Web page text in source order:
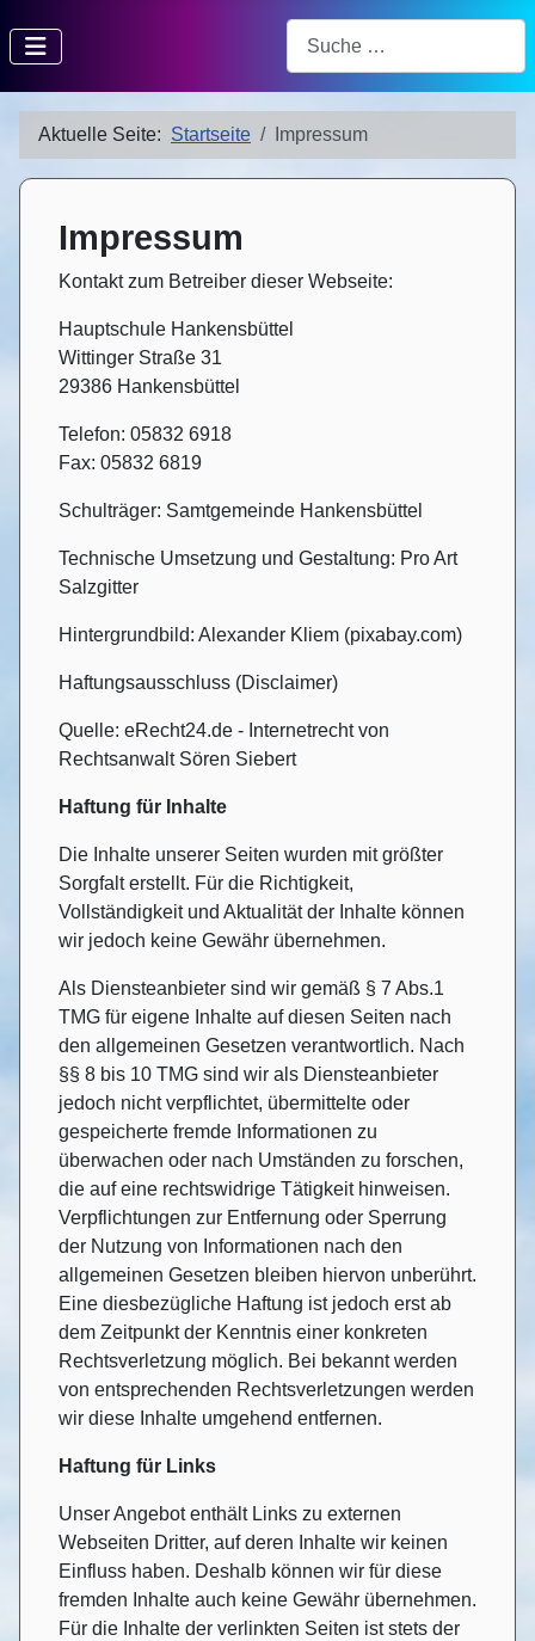
Aktuelle Seite: Startseite Impressum
Impressum
Kontakt zum Betreiber dieser Webseite:
Hauptschule Hankensbüttel
Wittinger Straße 31
29386 Hankensbüttel
Telefon: 05832 6918
Fax: 05832 6819
Schulträger: Samtgemeinde Hankensbüttel
Technische Umsetzung und Gestaltung: Pro Art
Salzgitter
Hintergrundbild: Alexander Kliem (pixabay.com)
Haftungsausschluss (Disclaimer)
Quelle: eRecht24.de - Internetrecht von
Rechtsanwalt Sören Siebert
Haftung für Inhalte
Die Inhalte unserer Seiten wurden mit größter
Sorgfalt erstellt. Für die Richtigkeit,
Vollständigkeit und Aktualität der Inhalte können
wir jedoch keine Gewähr übernehmen.
Als Diensteanbieter sind wir gemäß § 7 Abs.1
TMG für eigene Inhalte auf diesen Seiten nach
den allgemeinen Gesetzen verantwortlich. Nach
§§ 8 bis 10 TMG sind wir als Diensteanbieter
jedoch nicht verpflichtet, übermittelte oder
gespeicherte fremde Informationen zu
überwachen oder nach Umständen zu forschen,
die auf eine rechtswidrige Tätigkeit hinweisen.
Verpflichtungen zur Entfernung oder Sperrung
der Nutzung von Informationen nach den
allgemeinen Gesetzen bleiben hiervon unberührt.
Eine diesbezügliche Haftung ist jedoch erst ab
dem Zeitpunkt der Kenntnis einer konkreten
Rechtsverletzung möglich. Bei bekannt werden
von entsprechenden Rechtsverletzungen werden
wir diese Inhalte umgehend entfernen.
Haftung für Links
Unser Angebot enthält Links zu externen
Webseiten Dritter, auf deren Inhalte wir keinen
Einfluss haben. Deshalb können wir für diese
fremden Inhalte auch keine Gewähr übernehmen.
Für die Inhalte der verlinkten Seiten ist stets der